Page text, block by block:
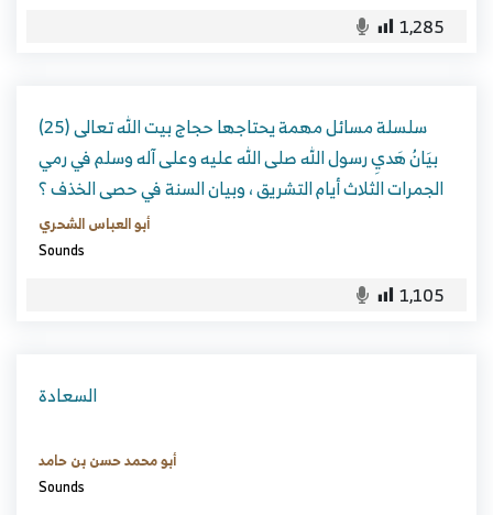
1,285
سلسلة مسائل مهمة يحتاجها حجاج بيت الله تعالى (25)
بيَانُ هَديِ رسول الله صلى الله عليه وعلى آله وسلم في رمي
الجمرات الثلاث أيام التشريق ، وبيان السنة في حصى الخذف ؟
أبو العباس الشحري
Sounds
1,105
السعادة
أبو محمد حسن بن حامد
Sounds